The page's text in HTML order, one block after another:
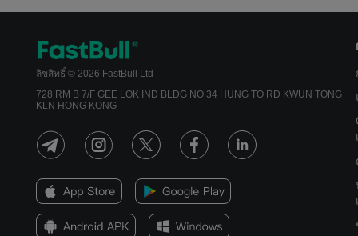
ลิขสิทธิ์ © 2026 FastBull Ltd
728 RM B 7/F GEE LOK IND BLDG NO 34 HUNG TO RD KWUN TONG
KLN HONG KONG